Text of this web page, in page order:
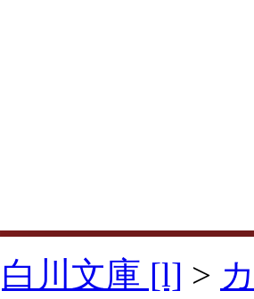
白川文庫 [l] >